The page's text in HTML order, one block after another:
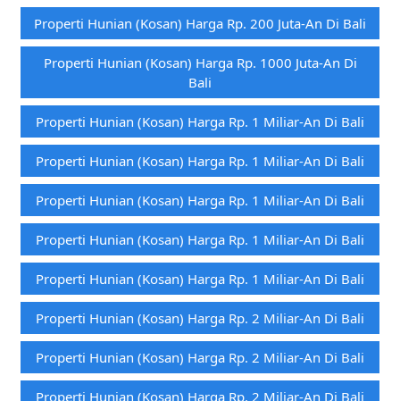
Properti Hunian (kosan) Harga Rp. 200 Juta-An Di Bali
Properti Hunian (kosan) Harga Rp. 1000 Juta-An Di
Bali
Properti Hunian (kosan) Harga Rp. 1 Miliar-An Di Bali
Properti Hunian (kosan) Harga Rp. 1 Miliar-An Di Bali
Properti Hunian (kosan) Harga Rp. 1 Miliar-An Di Bali
Properti Hunian (kosan) Harga Rp. 1 Miliar-An Di Bali
Properti Hunian (kosan) Harga Rp. 1 Miliar-An Di Bali
Properti Hunian (kosan) Harga Rp. 2 Miliar-An Di Bali
Properti Hunian (kosan) Harga Rp. 2 Miliar-An Di Bali
Properti Hunian (kosan) Harga Rp. 2 Miliar-An Di Bali